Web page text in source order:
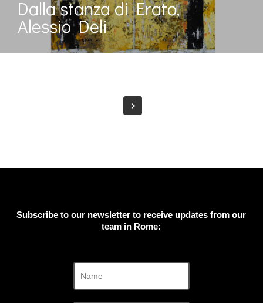
Dalla stanza di Erato,
Alessio Deli
Subscribe to our newsletter to receive updates from our
team in Rome: